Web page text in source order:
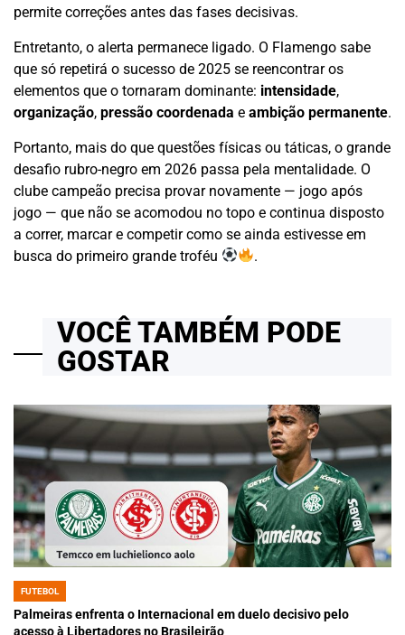
permite correções antes das fases decisivas.
Entretanto, o alerta permanece ligado. O Flamengo sabe
que só repetirá o sucesso de 2025 se reencontrar os
elementos que o tornaram dominante: intensidade,
organização, pressão coordenada e ambição permanente.
Portanto, mais do que questões físicas ou táticas, o grande
desafio rubro-negro em 2026 passa pela mentalidade. O
clube campeão precisa provar novamente — jogo após
jogo — que não se acomodou no topo e continua disposto
a correr, marcar e competir como se ainda estivesse em
busca do primeiro grande troféu
.
VOCÊ TAMBÉM PODE
GOSTAR
POSTED
IN
FUTEBOL
Palmeiras enfrenta o Internacional em duelo decisivo pelo
acesso à Libertadores no Brasileirão